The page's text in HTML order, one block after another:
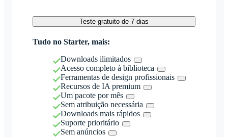
Teste gratuito de 7 dias
Tudo no Starter, mais:
Downloads ilimitados
Acesso completo à biblioteca
Ferramentas de design profissionais
Recursos de IA premium
Um pacote por mês
Sem atribuição necessária
Downloads mais rápidos
Suporte prioritário
Sem anúncios